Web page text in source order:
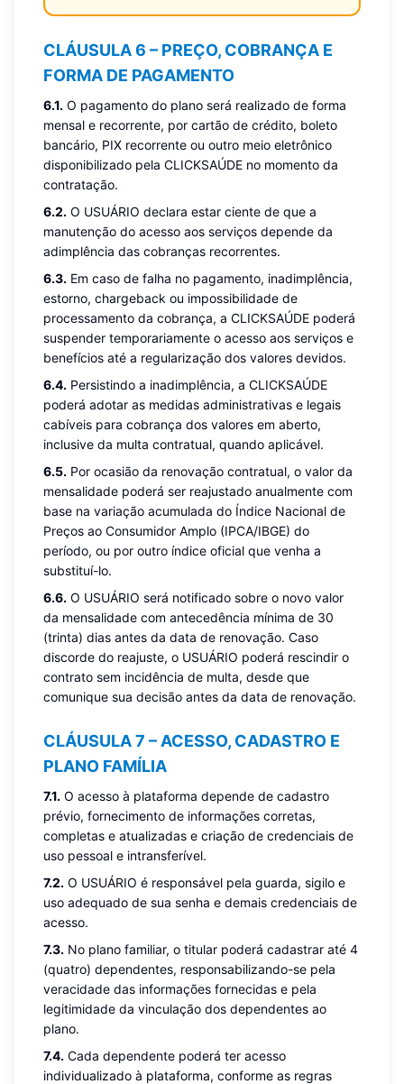
CLÁUSULA 6 – PREÇO, COBRANÇA E
FORMA DE PAGAMENTO
6.1. O pagamento do plano será realizado de forma
mensal e recorrente, por cartão de crédito, boleto
bancário, PIX recorrente ou outro meio eletrônico
disponibilizado pela CLICKSAÚDE no momento da
contratação.
6.2. O USUÁRIO declara estar ciente de que a
manutenção do acesso aos serviços depende da
adimplência das cobranças recorrentes.
6.3. Em caso de falha no pagamento, inadimplência,
estorno, chargeback ou impossibilidade de
processamento da cobrança, a CLICKSAÚDE poderá
suspender temporariamente o acesso aos serviços e
benefícios até a regularização dos valores devidos.
6.4. Persistindo a inadimplência, a CLICKSAÚDE
poderá adotar as medidas administrativas e legais
cabíveis para cobrança dos valores em aberto,
inclusive da multa contratual, quando aplicável.
6.5. Por ocasião da renovação contratual, o valor da
mensalidade poderá ser reajustado anualmente com
base na variação acumulada do Índice Nacional de
Preços ao Consumidor Amplo (IPCA/IBGE) do
período, ou por outro índice oficial que venha a
substituí-lo.
6.6. O USUÁRIO será notificado sobre o novo valor
da mensalidade com antecedência mínima de 30
(trinta) dias antes da data de renovação. Caso
discorde do reajuste, o USUÁRIO poderá rescindir o
contrato sem incidência de multa, desde que
comunique sua decisão antes da data de renovação.
CLÁUSULA 7 – ACESSO, CADASTRO E
PLANO FAMÍLIA
7.1. O acesso à plataforma depende de cadastro
prévio, fornecimento de informações corretas,
completas e atualizadas e criação de credenciais de
uso pessoal e intransferível.
7.2. O USUÁRIO é responsável pela guarda, sigilo e
uso adequado de sua senha e demais credenciais de
acesso.
7.3. No plano familiar, o titular poderá cadastrar até 4
(quatro) dependentes, responsabilizando-se pela
veracidade das informações fornecidas e pela
legitimidade da vinculação dos dependentes ao
plano.
7.4. Cada dependente poderá ter acesso
individualizado à plataforma, conforme as regras